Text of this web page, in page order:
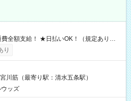
GET♪ お仕事後はコンビニATMから 日払
り
川筋（最寄り駅：清水五条駅）
ッズ